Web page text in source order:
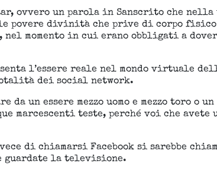
ovvero un parola in Sanscrito che
povere divinità che prive di corpo fisico
nel momento in cui erano obbligati a
l’essere reale nel mondo virtuale
dei social network.
un essere mezzo uomo e mezzo toro o
marcescenti teste, perché voi che avete
di chiamarsi Facebook si sarebbe
guardate la televisione.